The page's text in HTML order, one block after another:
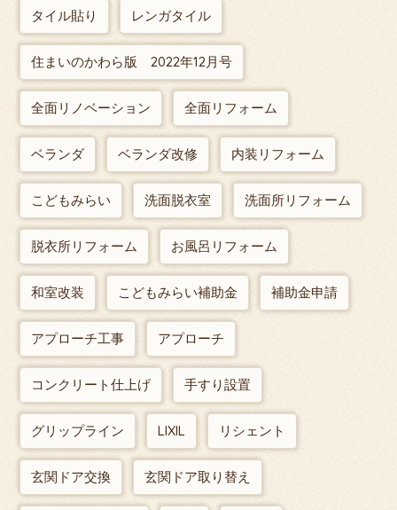
タイル貼り レンガタイル
住まいのかわら版 2022年12月号
全面リノベーション 全面リフォーム
ベランダ ベランダ改修 内装リフォーム
こどもみらい 洗面脱衣室 洗面所リフォーム
脱衣所リフォーム お風呂リフォーム
和室改装 こどもみらい補助金 補助金申請
アプローチ工事 アプローチ
コンクリート仕上げ 手すり設置
グリップライン LIXIL リシェント
玄関ドア交換 玄関ドア取り替え